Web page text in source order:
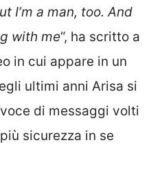
I’m a man, too. And
with me“, ha scritto a
in cui appare in un
ultimi anni Arisa si
di messaggi volti
sicurezza in se